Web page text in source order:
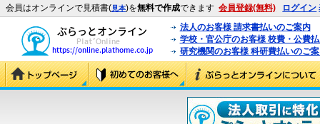
会員はオンラインで見積書(見本)を無料で作成できます 会員登録(無料) ログイン
法人のお客様 請求書払いのご案内
学校・官公庁のお客様 校費・公費
研究機関のお客様 科研費払いのご